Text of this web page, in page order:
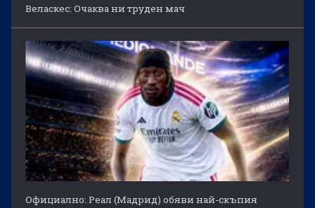
Веласкес: Очаква ни труден мач
Официално: Реал (Мадрид) обяви най-скъпия